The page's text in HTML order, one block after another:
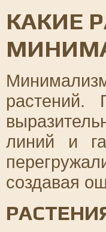
КАКИЕ
растений.
линий и
создавая